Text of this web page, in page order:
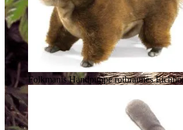
Folkmanis Handpuppe rotbraunes